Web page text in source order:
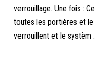
verrouillage. Une fois :
toutes les portières et
verrouillent et le systèm